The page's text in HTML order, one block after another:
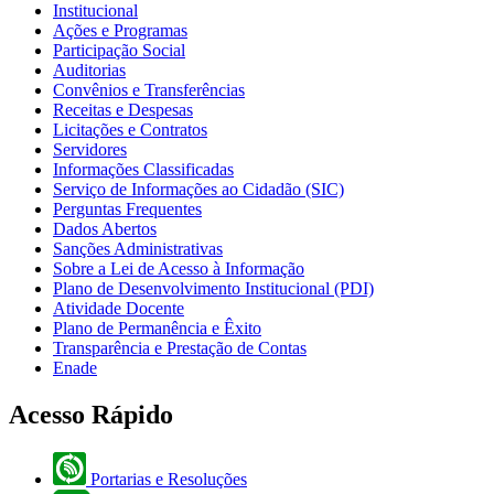
Institucional
Ações e Programas
Participação Social
Auditorias
Convênios e Transferências
Receitas e Despesas
Licitações e Contratos
Servidores
Informações Classificadas
Serviço de Informações ao Cidadão (SIC)
Perguntas Frequentes
Dados Abertos
Sanções Administrativas
Sobre a Lei de Acesso à Informação
Plano de Desenvolvimento Institucional (PDI)
Atividade Docente
Plano de Permanência e Êxito
Transparência e Prestação de Contas
Enade
Acesso Rápido
Portarias e Resoluções